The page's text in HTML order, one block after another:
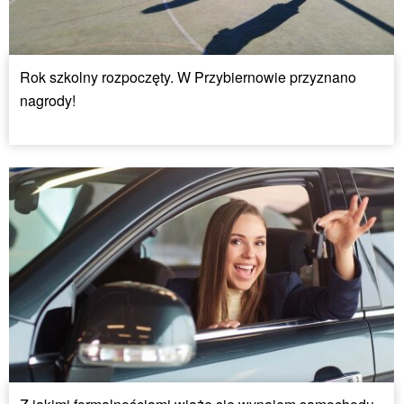
Rok szkolny rozpoczęty. W Przybiernowie przyznano
nagrody!